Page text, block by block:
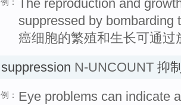
The reproduction and
suppressed by bombarding
癌细胞的繁殖和生长可通
suppression N-UNCOUNT 抑
例： Eye problems can indicate